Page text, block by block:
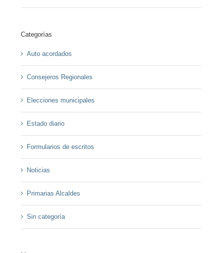
Categorías
Auto acordados
Consejeros Regionales
Elecciones municipales
Estado diario
Formularios de escritos
Noticias
Primarias Alcaldes
Sin categoría